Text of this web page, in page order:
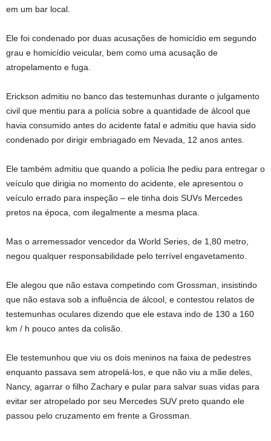
em um bar local.
Ele foi condenado por duas acusações de homicídio em segundo
grau e homicídio veicular, bem como uma acusação de
atropelamento e fuga.
Erickson admitiu no banco das testemunhas durante o julgamento
civil que mentiu para a polícia sobre a quantidade de álcool que
havia consumido antes do acidente fatal e admitiu que havia sido
condenado por dirigir embriagado em Nevada, 12 anos antes.
Ele também admitiu que quando a polícia lhe pediu para entregar o
veículo que dirigia no momento do acidente, ele apresentou o
veículo errado para inspeção – ele tinha dois SUVs Mercedes
pretos na época, com ilegalmente a mesma placa.
Mas o arremessador vencedor da World Series, de 1,80 metro,
negou qualquer responsabilidade pelo terrível engavetamento.
Ele alegou que não estava competindo com Grossman, insistindo
que não estava sob a influência de álcool, e contestou relatos de
testemunhas oculares dizendo que ele estava indo de 130 a 160
km / h pouco antes da colisão.
Ele testemunhou que viu os dois meninos na faixa de pedestres
enquanto passava sem atropelá-los, e que não viu a mãe deles,
Nancy, agarrar o filho Zachary e pular para salvar suas vidas para
evitar ser atropelado por seu Mercedes SUV preto quando ele
passou pelo cruzamento em frente a Grossman.